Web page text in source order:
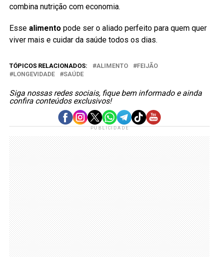
combina nutrição com economia.
Esse alimento pode ser o aliado perfeito para quem quer
viver mais e cuidar da saúde todos os dias.
TÓPICOS RELACIONADOS: ALIMENTO
FEIJÃO
LONGEVIDADE
SAÚDE
Siga nossas redes sociais, fique bem informado e ainda
confira conteúdos exclusivos!
PUBLICIDADE